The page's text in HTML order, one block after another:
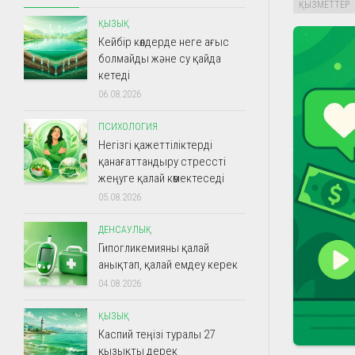
ҚЫЗМЕТТЕР
ҚЫЗЫҚ
Кейбір көлдерде неге ағыс
болмайды және су қайда
кетеді
06.08.2026
ПСИХОЛОГИЯ
Негізгі қажеттіліктерді
қанағаттандыру стрессті
жеңуге қалай көмектеседі
05.08.2026
ДЕНСАУЛЫҚ
Гипогликемияны қалай
анықтап, қалай емдеу керек
04.08.2026
ҚЫЗЫҚ
Каспий теңізі туралы 27
қызықты дерек